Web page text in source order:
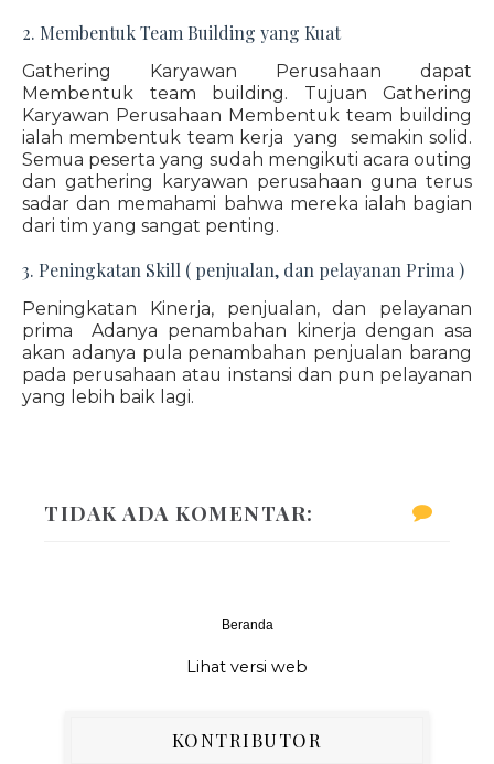
2. Membentuk Team Building yang Kuat
Gathering Karyawan Perusahaan dapat
Membentuk team building. Tujuan Gathering
Karyawan Perusahaan Membentuk team building
ialah membentuk team kerja yang semakin solid.
Semua peserta yang sudah mengikuti acara outing
dan gathering karyawan perusahaan guna terus
sadar dan memahami bahwa mereka ialah bagian
dari tim yang sangat penting.
3. Peningkatan Skill ( penjualan, dan pelayanan Prima )
Peningkatan Kinerja, penjualan, dan pelayanan
prima Adanya penambahan kinerja dengan asa
akan adanya pula penambahan penjualan barang
pada perusahaan atau instansi dan pun pelayanan
yang lebih baik lagi.
TIDAK ADA KOMENTAR:
Beranda
Lihat versi web
KONTRIBUTOR